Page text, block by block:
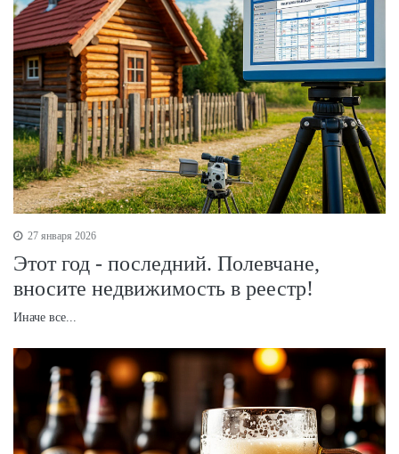
27 января 2026
Этот год - последний. Полевчане,
вносите недвижимость в реестр!
Иначе все...